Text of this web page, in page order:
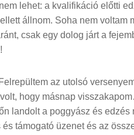
lehet: a kvalifikáció előtti
állnom. Soha nem voltam
csak egy dolog járt a
az utolsó
hogy másnap
landolt a poggyász és edzés
támogató üzenet és az